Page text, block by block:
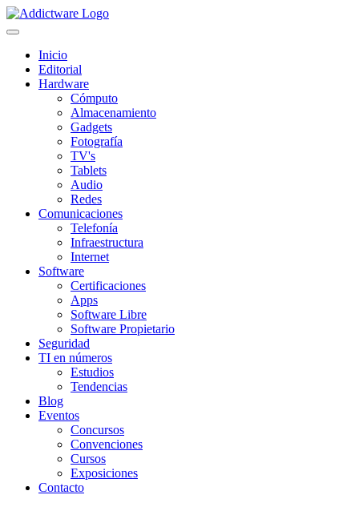
Inicio
Editorial
Hardware
Cómputo
Almacenamiento
Gadgets
Fotografía
TV's
Tablets
Audio
Redes
Comunicaciones
Telefonía
Infraestructura
Internet
Software
Certificaciones
Apps
Software Libre
Software Propietario
Seguridad
TI en números
Estudios
Tendencias
Blog
Eventos
Concursos
Convenciones
Cursos
Exposiciones
Contacto